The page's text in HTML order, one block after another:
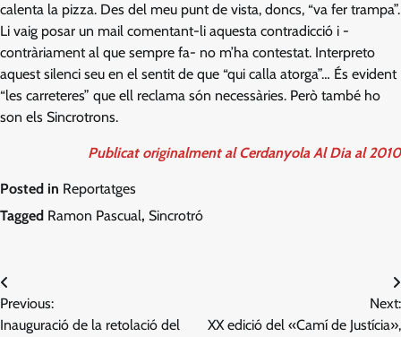
calenta la pizza. Des del meu punt de vista, doncs, “va fer trampa”.
Li vaig posar un mail comentant-li aquesta contradicció i -
contràriament al que sempre fa- no m’ha contestat. Interpreto
aquest silenci seu en el sentit de que “qui calla atorga”… És evident
“les carreteres” que ell reclama són necessàries. Però també ho
son els Sincrotrons.
Publicat originalment al Cerdanyola Al Dia al 2010
Posted in Reportatges
Tagged Ramon Pascual, Sincrotró
Navegació
d'entrades
Previous:
Inauguració de la retolació del
Next:
XX edició del «Camí de Justícia»,